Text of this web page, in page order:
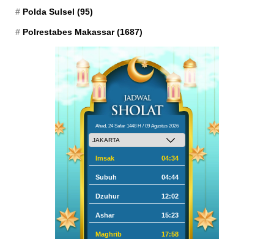
Polda Sulsel (95)
Polrestabes Makassar(1687)
Ahad, 24 Safar 1448 H / 09 Agustus 2026
Imsak 04:34
Subuh 04:44
Dzuhur 12:02
Ashar 15:23
Maghrib 17:58